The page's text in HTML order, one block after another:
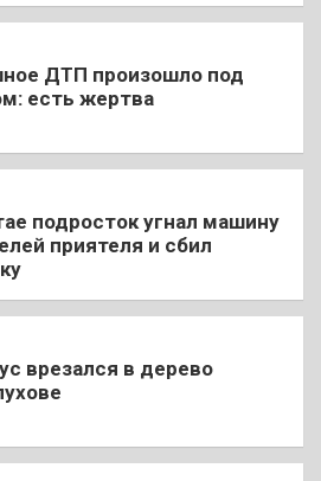
ДТП произошло под
есть жертва
подросток угнал машину
приятеля и сбил
врезался в дерево